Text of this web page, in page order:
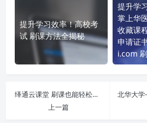
提升学习效率！高校考
试 刷课方法全揭秘
提升学
掌上华
收藏课
申请证
i.com
绎通云课堂 刷课也能轻松过！简单技巧大公开
上一篇